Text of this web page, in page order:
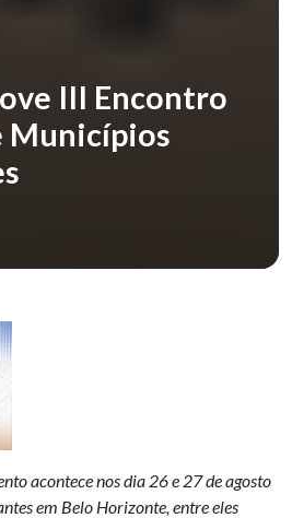
III Encontro
Municípios
acontece nos dia 26 e 27 de agosto
em Belo Horizonte, entre eles